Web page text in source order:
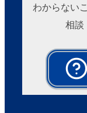
わからない
相談